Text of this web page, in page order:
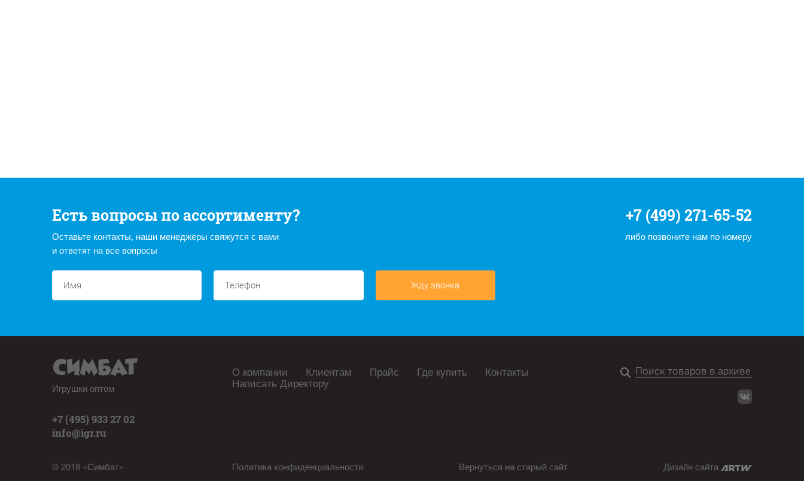
Есть вопросы по ассортименту?
Оставьте контакты, наши менеджеры свяжутся с вами
и ответят на все вопросы
+7 (499) 271-65-52
либо позвоните нам по номеру
Жду звонка
Игрушки оптом
+7 (495) 933 27 02
info@igr.ru
© 2018 «Симбат»
О компании Клиентам Прайс Где купить Контакты
Написать Директору
Политика конфиденциальности Вернуться на старый сайт Дизайн сайта